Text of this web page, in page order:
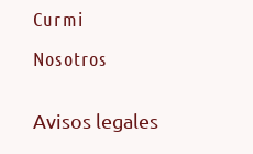
Curmi
Nosotros
Avisos legales